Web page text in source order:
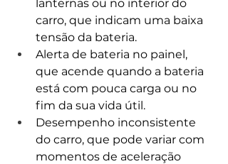
lanternas ou no interior do
carro, que indicam uma baixa
tensão da bateria.
Alerta de bateria no painel,
que acende quando a bateria
está com pouca carga ou no
fim da sua vida útil.
Desempenho inconsistente
do carro, que pode variar com
momentos de aceleração